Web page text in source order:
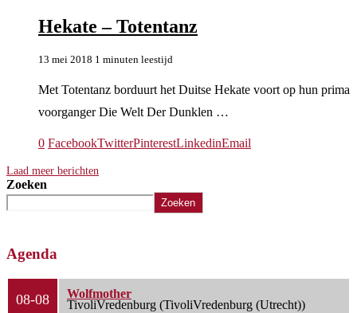
Hekate – Totentanz
13 mei 2018 1 minuten leestijd
Met Totentanz borduurt het Duitse Hekate voort op hun prima
voorganger Die Welt Der Dunklen …
0 FacebookTwitterPinterestLinkedinEmail
Laad meer berichten
Zoeken
Zoeken
Agenda
08-08
Wolfmother
TivoliVredenburg (TivoliVredenburg (Utrecht))